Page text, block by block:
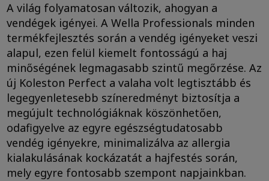
A világ folyamatosan változik, ahogyan a
vendégek igényei. A Wella Professionals minden
termékfejlesztés során a vendég igényeket veszi
alapul, ezen felül kiemelt fontosságú a haj
minőségének legmagasabb szintű megőrzése. Az
új Koleston Perfect a valaha volt legtisztább és
legegyenletesebb színeredményt biztosítja a
megújult technológiáknak köszönhetően,
odafigyelve az egyre egészségtudatosabb
vendég igényekre, minimalizálva az allergia
kialakulásának kockázatát a hajfestés során,
mely egyre fontosabb szempont napjainkban.